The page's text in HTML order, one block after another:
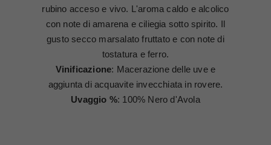
rubino acceso e vivo. L'aroma caldo e alcolico
con note di amarena e ciliegia sotto spirito. Il
gusto secco marsalato fruttato e con note di
tostatura e ferro.
Vinificazione: Macerazione delle uve e
aggiunta di acquavite invecchiata in rovere.
Uvaggio %: 100% Nero d'Avola